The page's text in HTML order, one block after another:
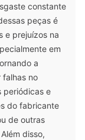
constante
peças é
e prejuízos na
em
a
falhas no
periódicas e
do fabricante
de outras
disso,